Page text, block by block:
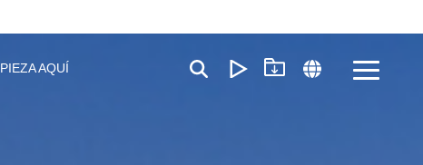
AQUÍ
Toggle